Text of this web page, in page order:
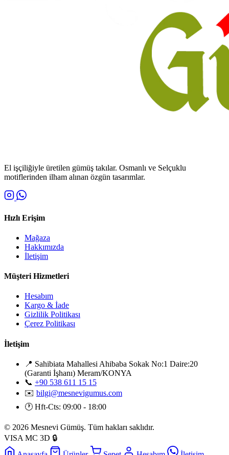
El işçiliğiyle üretilen gümüş takılar. Osmanlı ve Selçuklu
motiflerinden ilham alınan özgün tasarımlar.
Hızlı Erişim
Mağaza
Hakkımızda
İletişim
Müşteri Hizmetleri
Hesabım
Kargo & İade
Gizlilik Politikası
Çerez Politikası
İletişim
📍 Sahibiata Mahallesi Ahibaba Sokak No:1 Daire:20
(Garanti İşhanı) Meram/KONYA
📞 +90 538 611 15 15
✉️ bilgi@mesnevigumus.com
🕐 Hft-Cts: 09:00 - 18:00
© 2026 Mesnevi Gümüş. Tüm hakları saklıdır.
VISA MC 3D 🔒